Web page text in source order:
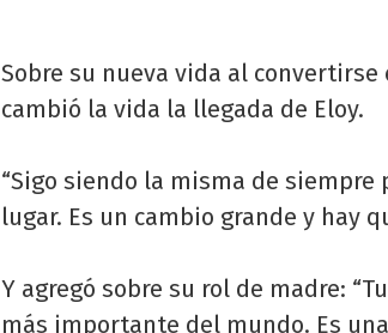
Sobre su nueva vida al
cambió la vida la llegada de Eloy.
“Sigo siendo la misma de
lugar. Es un cambio grande y hay
Y agregó sobre su rol de madre:
más importante del mundo. Es